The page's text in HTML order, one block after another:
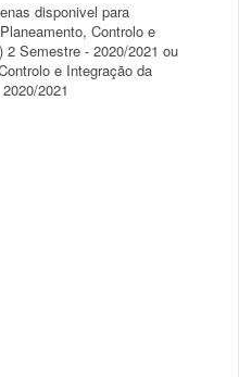
disponivel para
Controlo e
2 Semestre - 2020/2021 ou
e Integração da
2021